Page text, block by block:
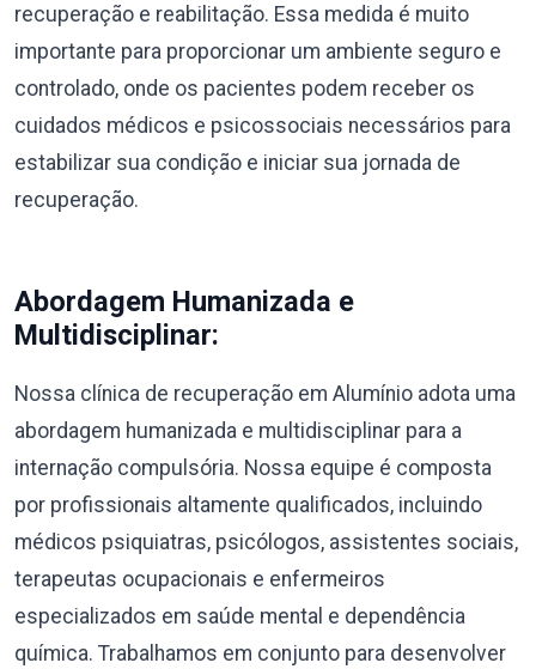
recuperação e reabilitação. Essa medida é muito
importante para proporcionar um ambiente seguro e
controlado, onde os pacientes podem receber os
cuidados médicos e psicossociais necessários para
estabilizar sua condição e iniciar sua jornada de
recuperação.
Abordagem Humanizada e
Multidisciplinar:
Nossa clínica de recuperação em Alumínio adota uma
abordagem humanizada e multidisciplinar para a
internação compulsória. Nossa equipe é composta
por profissionais altamente qualificados, incluindo
médicos psiquiatras, psicólogos, assistentes sociais,
terapeutas ocupacionais e enfermeiros
especializados em saúde mental e dependência
química. Trabalhamos em conjunto para desenvolver